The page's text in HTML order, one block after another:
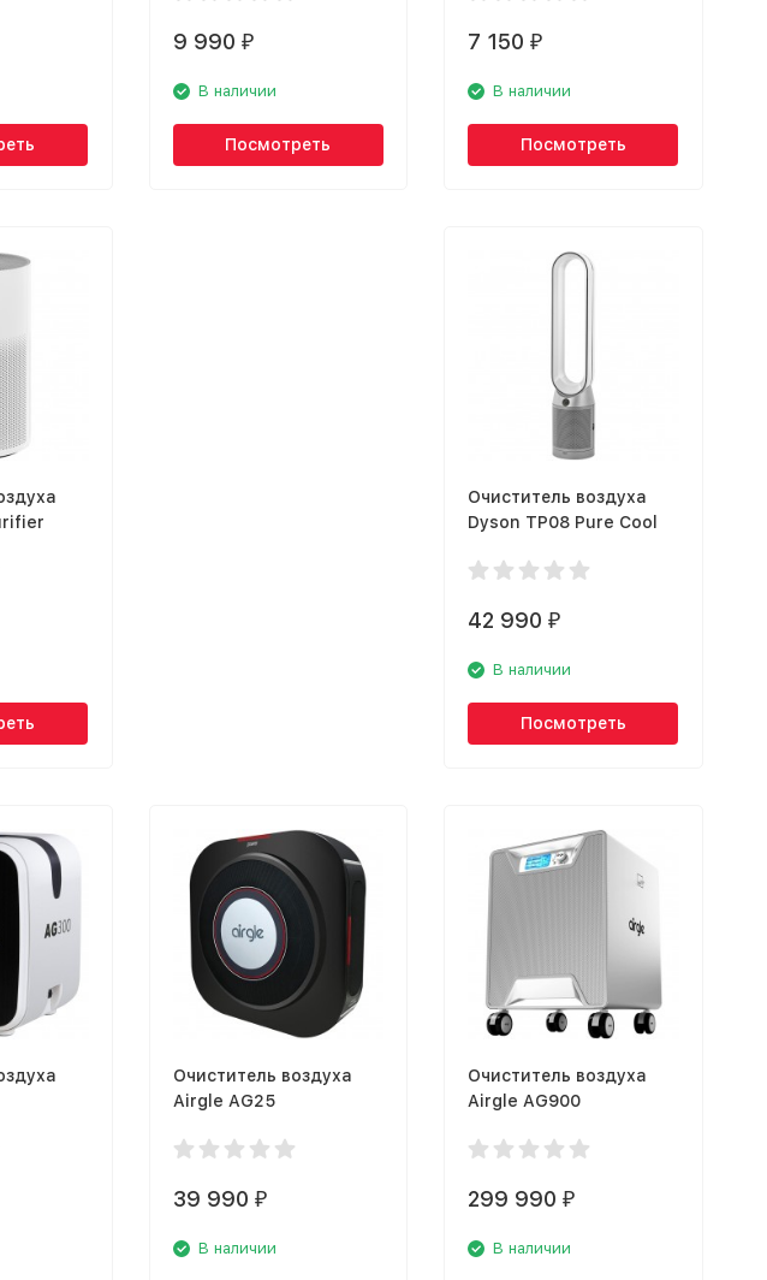
9 990 ₽
В наличии
Посмотреть
7 150₽
В наличии
Посмотреть
Очиститель воздуха
Dyson TP08 Pure Cool
42 990₽
В наличии
Посмотреть
Очиститель воздуха
Airgle AG25
39 990 ₽
В наличии
Очиститель воздуха
Airgle AG900
299 990₽
В наличии